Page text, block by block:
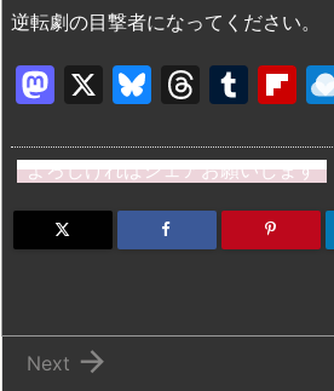
逆転劇の目撃者になってください。
M
st
o
d
X
Bl
e
s
k
T
e
a
d
T
m
bl
r
Fl
b
o
ar
よろしければシェアお願いします

Next